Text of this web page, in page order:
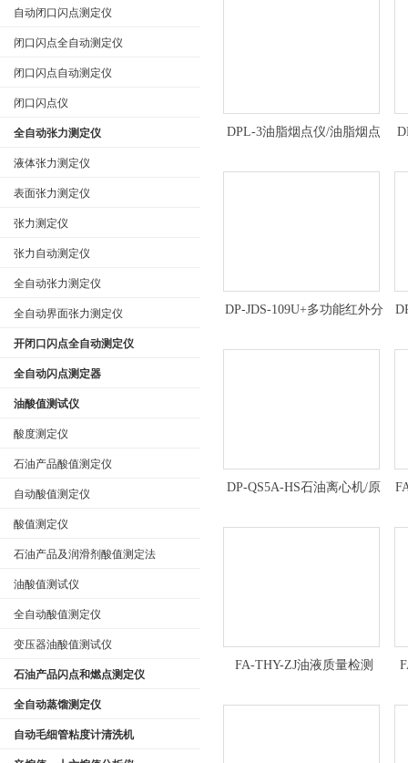
自动闭口闪点测定仪
闭口闪点全自动测定仪
闭口闪点自动测定仪
闭口闪点仪
全自动张力测定仪
液体张力测定仪
表面张力测定仪
张力测定仪
张力自动测定仪
全自动张力测定仪
全自动界面张力测定仪
开闭口闪点全自动测定仪
全自动闪点测定器
油酸值测试仪
酸度测定仪
石油产品酸值测定仪
自动酸值测定仪
酸值测定仪
石油产品及润滑剂酸值测定法
油酸值测试仪
全自动酸值测定仪
变压器油酸值测试仪
石油产品闪点和燃点测定仪
全自动蒸馏测定仪
自动毛细管粘度计清洗机
DPL-3油脂烟点仪/油脂烟点
仪*
DP-JDS-109U+多功能红外分
制
DP-QS5A-HS石油离心机/原
油含砂检测仪技术参数
FA-THY-ZJ油液质量检测